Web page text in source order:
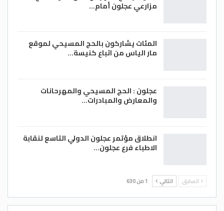
مزارعي عجلون أمام…
المئات يشاركون بالحج المسيحي لموقع
مار الياس من اتباع كنيسة…
عجلون : الحج المسيحي والمهرحانات
والمعارض والمبادرات…
انطلاق مؤتمر عجلون الدولي التاسع لنقابة
الاطباء فرع عجلون…
السابق التالي 1 من 630